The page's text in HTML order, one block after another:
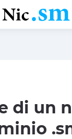
di un